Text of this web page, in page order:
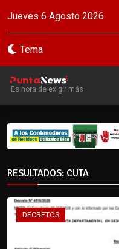
Jueves 6 Agosto 2026
Tema
Es hora de exigir más
RESULTADOS: CUTA
DECRETOS